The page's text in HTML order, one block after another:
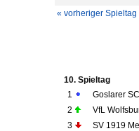
« vorheriger Spieltag
10. Spieltag
1
Goslarer
2
VfL
3
SV 1919